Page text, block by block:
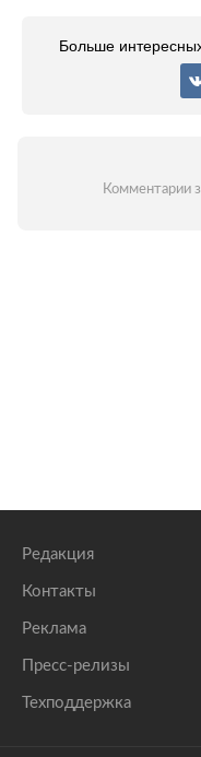
Больше
Комментарии
Редакция
Контакты
Реклама
Пресс-релизы
Техподдержка